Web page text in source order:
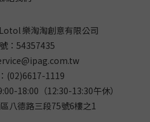
樂淘淘創意有限公司
：54357435
(02)6617-1119
18:00（12:30-13:30午休）
八德路三段75號6樓之1